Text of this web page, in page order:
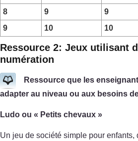
8
9 9
9
10 10
Ressource 2: Jeux utilisant
numération
Ressource que les
adapter au niveau ou aux besoins
Ludo ou « Petits chevaux »
Un jeu de société simple pour enfants,